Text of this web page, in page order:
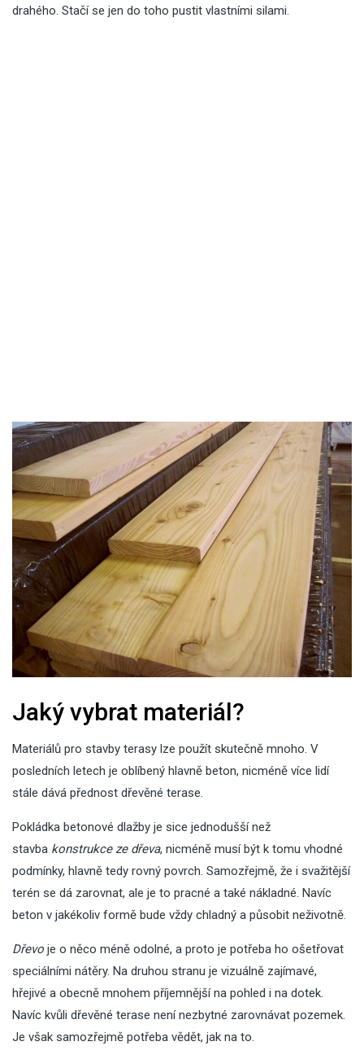
drahého. Stačí se jen do toho pustit vlastními silami.
Jaký vybrat materiál?
Materiálů pro stavby terasy lze použít skutečně mnoho. V
posledních letech je oblíbený hlavně beton, nicméně více lidí
stále dává přednost dřevěné terase.
Pokládka betonové dlažby je sice jednodušší než
stavba konstrukce ze dřeva, nicméně musí být k tomu vhodné
podmínky, hlavně tedy rovný povrch. Samozřejmě, že i svažitější
terén se dá zarovnat, ale je to pracné a také nákladné. Navíc
beton v jakékoliv formě bude vždy chladný a působit neživotně.
Dřevo je o něco méně odolné, a proto je potřeba ho ošetřovat
speciálními nátěry. Na druhou stranu je vizuálně zajímavé,
hřejivé a obecně mnohem příjemnější na pohled i na dotek.
Navíc kvůli dřevěné terase není nezbytné zarovnávat pozemek.
Je však samozřejmě potřeba vědět, jak na to.